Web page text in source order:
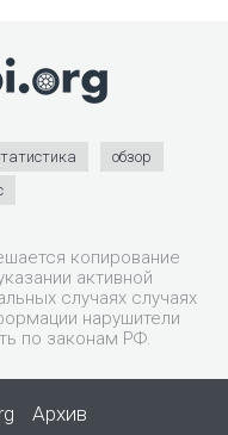
обзор
копирование
активной
случаях случаях
нарушители
по законам РФ.
Архив